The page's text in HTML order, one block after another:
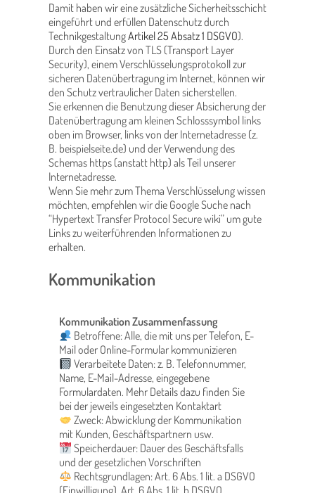
Damit haben wir eine zusätzliche Sicherheitsschicht
eingeführt und erfüllen Datenschutz durch
TechnikgestaltungArtikel 25 Absatz 1 DSGVO).
Durch den Einsatz von TLS (Transport Layer
Security), einem Verschlüsselungsprotokoll zur
sicheren Datenübertragung im Internet, können wir
den Schutz vertraulicher Daten sicherstellen.
Sie erkennen die Benutzung dieser Absicherung der
Datenübertragung am kleinen Schlosssymbol links
oben im Browser, links von der Internetadresse (z.
B. beispielseite.de) und der Verwendung des
Schemas https (anstatt http) als Teil unserer
Internetadresse.
Wenn Sie mehr zum Thema Verschlüsselung wissen
möchten, empfehlen wir die Google Suche nach
“Hypertext Transfer Protocol Secure wiki” um gute
Links zu weiterführenden Informationen zu
erhalten.
Kommunikation
Kommunikation Zusammenfassung
Betroffene: Alle, die mit uns per Telefon, E-
Mail oder Online-Formular kommunizieren
Verarbeitete Daten: z. B. Telefonnummer,
Name, E-Mail-Adresse, eingegebene
Formulardaten. Mehr Details dazu finden Sie
bei der jeweils eingesetzten Kontaktart
Zweck: Abwicklung der Kommunikation
mit Kunden, Geschäftspartnern usw.
Speicherdauer: Dauer des Geschäftsfalls
und der gesetzlichen Vorschriften
Rechtsgrundlagen: Art. 6 Abs. 1 lit. a DSGVO
(Einwilligung), Art. 6 Abs. 1 lit. b DSGVO